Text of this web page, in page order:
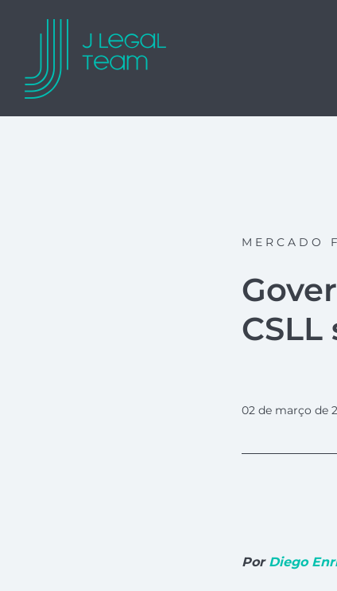
MERCADO
02 de março de
Por Diego